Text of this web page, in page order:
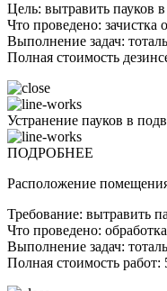
Цель: вытравить пауков
Что проведено:
Выполнение задач:
Полная стоимость
Устранение пауков в
ПОДРОБНЕЕ
Расположение
Требование: вытравить
Что проведено:
Выполнение задач:
Полная стоимость работ: